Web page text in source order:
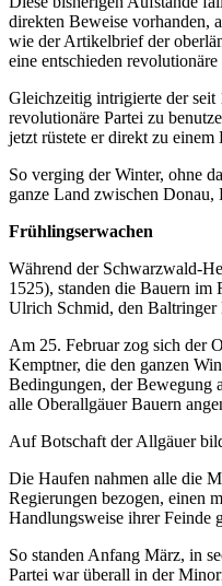
direkten Beweise vorhanden,
wie der Artikelbrief der
eine entschieden
Gleichzeitig intrigierte der seit
revolutionäre Partei zu
jetzt rüstete er direkt zu
So verging der Winter, ohne
ganze Land zwischen
Frühlingserwachen
Während der Schwarzwald-
1525), standen die Bauern im
Ulrich Schmid, den Baltringer
Am 25. Februar zog sich der
Kemptner, die den ganzen
Bedingungen, der Bewegung
alle Oberallgäuer Bauern
Auf Botschaft der Allgäuer
Die Haufen nahmen alle die
Regierungen bezogen, einen
Handlungsweise ihrer Feinde
So standen Anfang März, in
Partei war überall in der